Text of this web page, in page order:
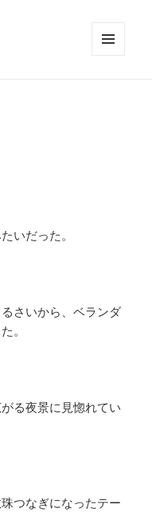
いだった。
さいから、ベランダ
。
る夜景に見惚れてい
つなぎになったテー